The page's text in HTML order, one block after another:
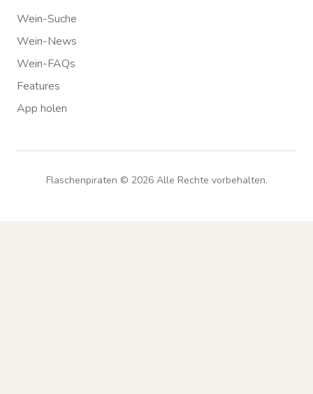
Wein-Suche
Wein-News
Wein-FAQs
Features
App holen
Flaschenpiraten © 2026Alle Rechte vorbehalten.